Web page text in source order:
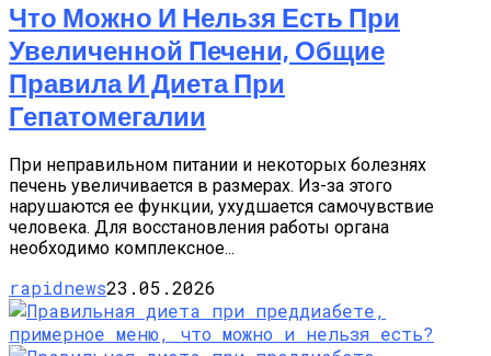
Что Можно И Нельзя Есть При
Увеличенной Печени, Общие
Правила И Диета При
Гепатомегалии
При неправильном питании и некоторых болезнях
печень увеличивается в размерах. Из-за этого
нарушаются ее функции, ухудшается самочувствие
человека. Для восстановления работы органа
необходимо комплексное...
rapidnews23.05.2026